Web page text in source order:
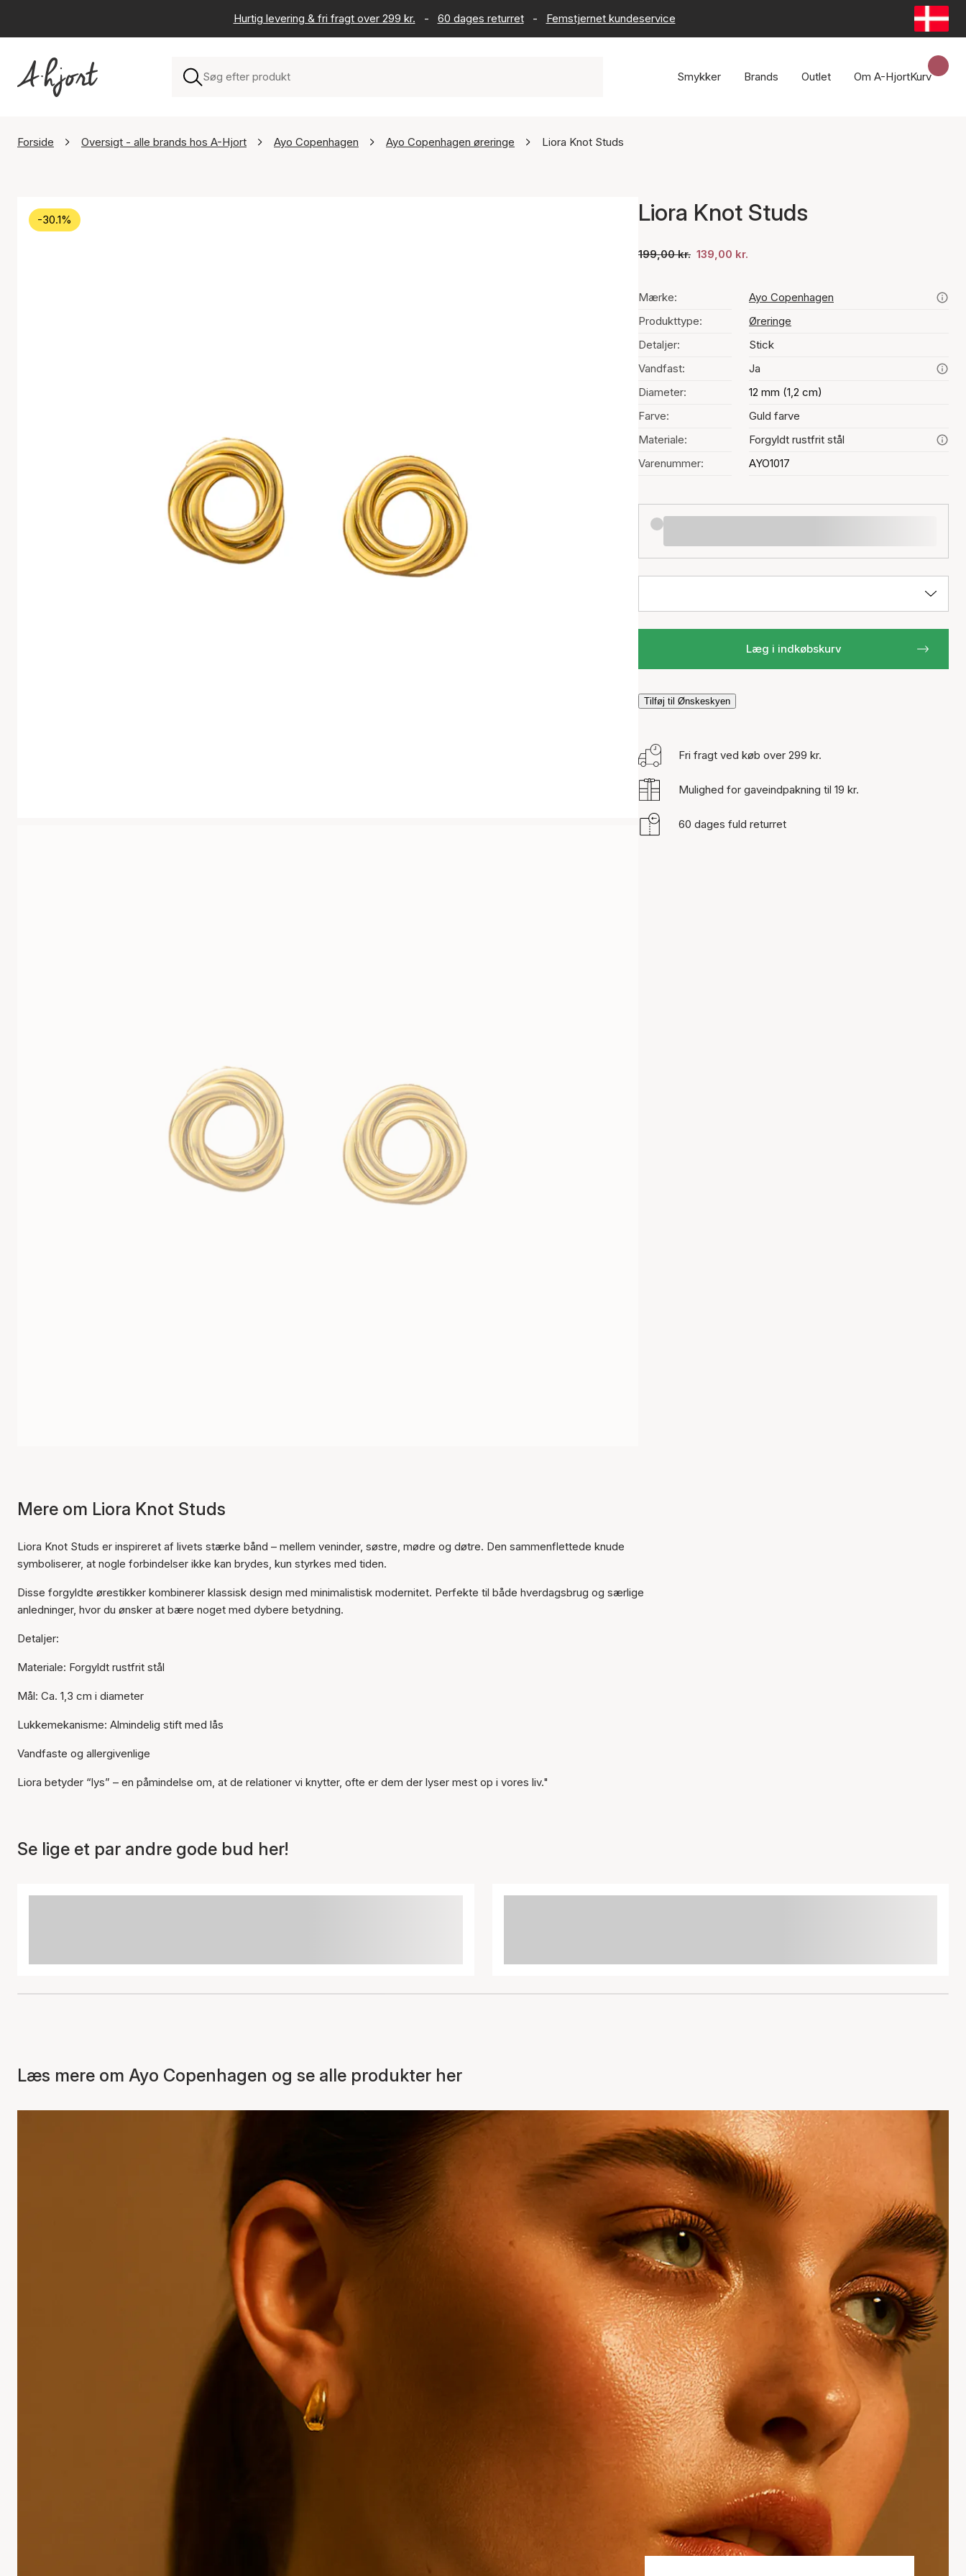
Hurtig levering & fri fragt over 299 kr. - 60 dages returret - Femstjernet kundeservice
Smykker Brands Outlet Om A-HjortKurv
Forside Oversigt - alle brands hos A-Hjort Ayo Copenhagen Ayo Copenhagen øreringe Liora Knot Studs
-30.1% Liora Knot Studs
199,00 kr. 139,00 kr.
Mærke:
Ayo Copenhagen
Produkttype:
Øreringe
Detaljer:
Stick
Vandfast:
Ja
Diameter:
12 mm (1,2 cm)
Farve:
Guld farve
Materiale:
Forgyldt rustfrit stål
Varenummer:
AYO1017
Læg i indkøbskurv
Tilføj til Ønskeskyen
Fri fragt ved køb over 299 kr.
Mulighed for gaveindpakning til 19 kr.
60 dages fuld returret
Mere om Liora Knot Studs
Liora Knot Studs er inspireret af livets stærke bånd – mellem veninder, søstre, mødre og døtre. Den sammenflettede knude
symboliserer, at nogle forbindelser ikke kan brydes, kun styrkes med tiden.
Disse forgyldte ørestikker kombinerer klassisk design med minimalistisk modernitet. Perfekte til både hverdagsbrug og særlige
anledninger, hvor du ønsker at bære noget med dybere betydning.
Detaljer:
Materiale: Forgyldt rustfrit stål
Mål: Ca. 1,3 cm i diameter
Lukkemekanisme: Almindelig stift med lås
Vandfaste og allergivenlige
Liora betyder “lys” – en påmindelse om, at de relationer vi knytter, ofte er dem der lyser mest op i vores liv."
Se lige et par andre gode bud her!
Læs mere om Ayo Copenhagen og se alle produkter her